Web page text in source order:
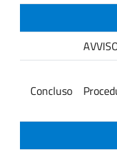
Concluso